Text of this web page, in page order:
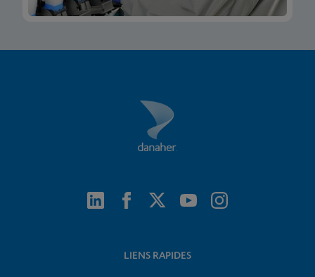
LIENS RAPIDES